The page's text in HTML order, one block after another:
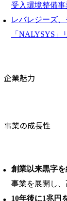
受入環境整備
レバレジーズ
「NALYSYS」
企業魅力
事業の成長性
創業以来黒字
事業を展開し
10年後に1兆円